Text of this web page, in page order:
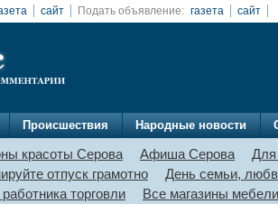
сайт Подать объявление: газета сайт
Происшествия Народные новости
красоты Серова Афиша Серова
Для
отпуск грамотно
День семьи,
торговли
Все магазины мебели